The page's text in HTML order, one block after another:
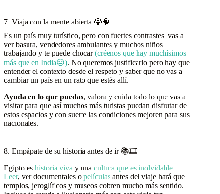
7. Viaja con la mente abierta 🤓🧠
Es un país muy turístico, pero con fuertes contrastes. vas a
ver basura, vendedores ambulantes y muchos niños
trabajando y te puede chocar(créenos que hay muchísimos
más que en India😔). No queremos justificarlo pero hay que
entender el contexto desde el respeto y saber que no vas a
cambiar un país en un rato que estés allí.
Ayuda en lo que puedas, valora y cuida todo lo que vas a
visitar para que así muchos más turistas puedan disfrutar de
estos espacios y con suerte las condiciones mejoren para sus
nacionales.
8. Empápate de su historia antes de ir 📚🎞️
Egipto es historia viva y una cultura que es inolvidable.
Leer, ver documentales o películas antes del viaje hará que
templos, jeroglíficos y museos cobren mucho más sentido.